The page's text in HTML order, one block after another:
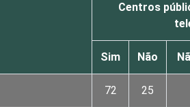
Centros
Sim Não
72 25